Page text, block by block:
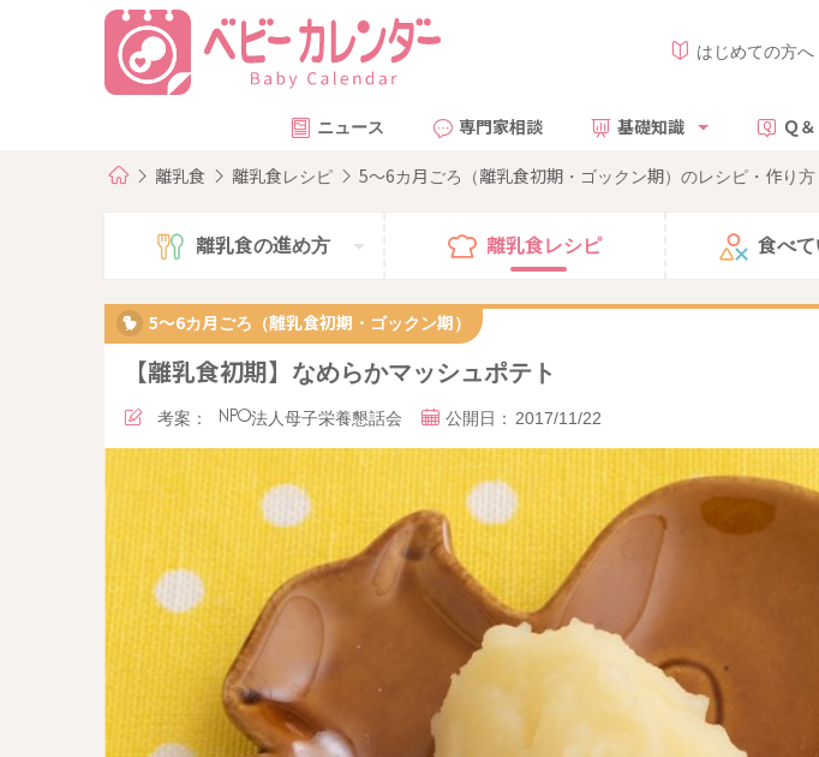
はじめての方へ
ニュース 専門家相談 基礎知識 Ｑ＆
離乳食 離乳食レシピ 5～6カ月ごろ（離乳食初期・ゴックン期）のレシピ・作り方
離乳食の進め方 離乳食レシピ 食べて
5～6カ月ごろ（離乳食初期・ゴックン期）
【離乳食初期】なめらかマッシュポテト
考案： NPO法人母子栄養懇話会 公開日： 2017/11/22